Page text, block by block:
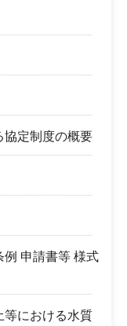
協定制度の概要
例 申請書等 様式
等における水質